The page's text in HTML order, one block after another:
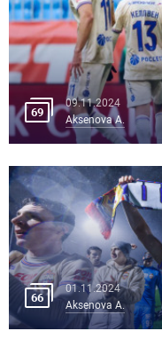
69
09.11.2024
Aksenova A.
66
01.11.2024
Aksenova A.